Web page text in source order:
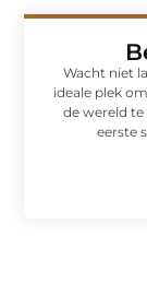
Wacht niet
ideale plek
de wereld te
eerste